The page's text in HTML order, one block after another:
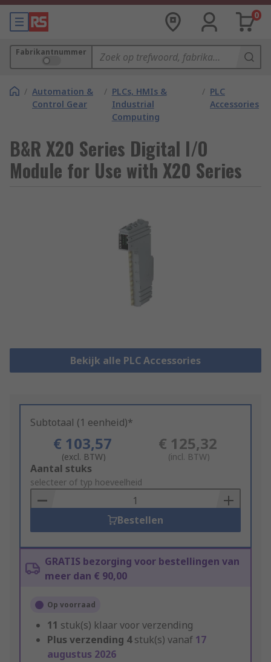
0
Fabrikantnummer
/ Automation &
Control Gear
/ PLCs, HMIs &
Industrial
Computing
/ PLC
Accessories
B&R X20 Series Digital I/O
Module for Use with X20 Series
Bekijk alle PLC Accessories
Subtotaal (1 eenheid)*
€ 103,57
(excl. BTW)
€ 125,32
(incl. BTW)
Add
to
Basket
Aantal stuks
selecteer of typ hoeveelheid
Bestellen
GRATIS bezorging voor bestellingen van
meer dan € 90,00
Op voorraad
11 stuk(s) klaar voor verzending
Plus verzending 4stuk(s) vanaf 17
augustus 2026